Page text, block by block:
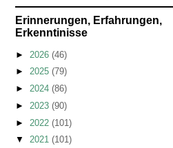
Erinnerungen, Erfahrungen,
Erkenntinisse
► 2026 (46)
► 2025 (79)
► 2024 (86)
► 2023 (90)
► 2022 (101)
▼ 2021 (101)